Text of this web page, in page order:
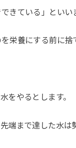
きている」といい
栄養にする前に捨
をやるとします。
端まで達した水は